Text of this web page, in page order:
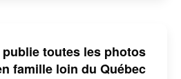
toutes les photos
famille loin du Québec